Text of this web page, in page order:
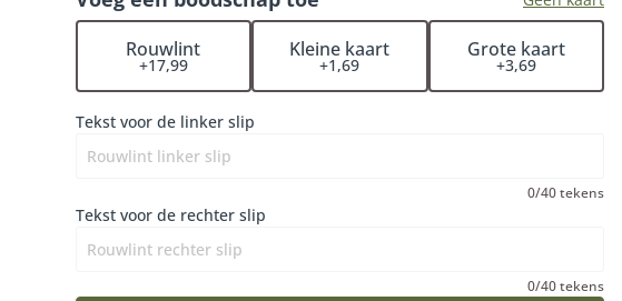
dat het rouwboeket op het juiste moment wordt bezorgd en
dat de bloemen op hun mooist zijn. Een extra fijne gedachte in
een verdrietige periode.
Rouwlint
+17,99
Kleine kaart
+1,69
Grote kaart
+3,69
Tekst voor de linker slip
0/40 tekens
Tekst voor de rechter slip
0/40 tekens